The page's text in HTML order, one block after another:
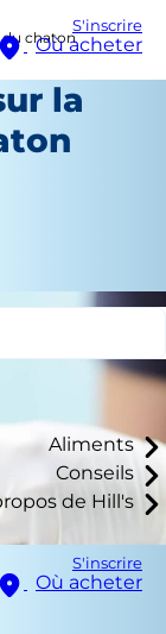
S'inscrire
Où acheter
Aliments
Conseils
de Hill's
S'inscrire
Où acheter
du chaton
la